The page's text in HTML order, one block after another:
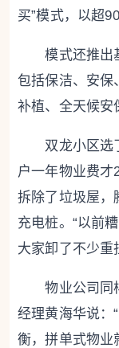
买”模式，以超
模式还推出
包括保洁、安保
补植、全天候安
双龙小区选了
户一年物业费才
拆除了垃圾屋，
充电桩。“以前
大家卸了不少重
物业公司同样
经理黄海华说：
衡，拼单式物业